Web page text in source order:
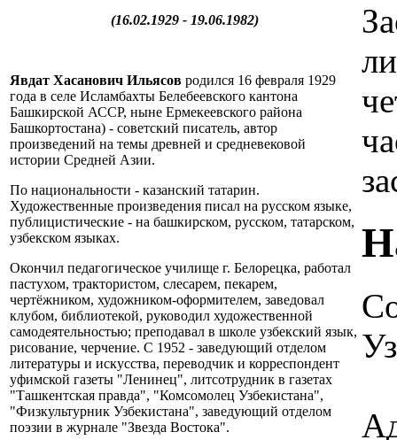
(16.02.1929 - 19.06.1982)
Явдат Хасанович Ильясов родился 16 февраля 1929
года в селе Исламбахты Белебеевского кантона
Башкирской АССР, ныне Ермекеевского района
Башкортостана) - советский писатель, автор
произведений на темы древней и средневековой
истории Средней Азии.
По национальности - казанский татарин.
Художественные произведения писал на русском языке,
публицистические - на башкирском, русском, татарском,
узбекском языках.
Окончил педагогическое училище г. Белорецка, работал
пастухом, трактористом, слесарем, пекарем,
чертёжником, художником-оформителем, заведовал
клубом, библиотекой, руководил художественной
самодеятельностью; преподавал в школе узбекский язык,
рисование, черчение. С 1952 - заведующий отделом
литературы и искусства, переводчик и корреспондент
уфимской газеты "Ленинец", литсотрудник в газетах
"Ташкентская правда", "Комсомолец Узбекистана",
"Физкультурник Узбекистана", заведующий отделом
поэзии в журнале "Звезда Востока".